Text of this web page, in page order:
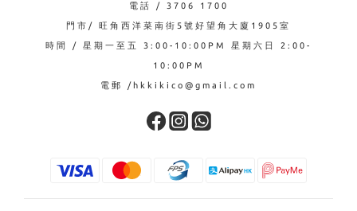
電話 / 3706 1700
門市/ 旺角西洋菜南街5號好望角大廈1905室
時間 / 星期一至五 3:00-10:00PM 星期六日 2:00-
10:00PM
電郵 /hkkikico@gmail.com